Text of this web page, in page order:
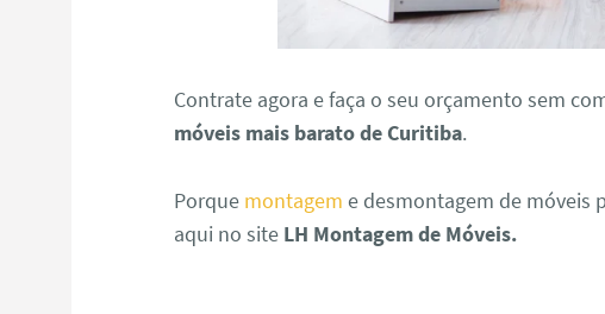
Contrate agora e faça o seu orçamento sem
móveis mais barato de Curitiba.
Porque montagem e desmontagem de móveis
aqui no site LH Montagem de Móveis.